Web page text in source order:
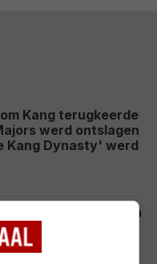
Kang terugkeerde
werd ontslagen
Kang Dynasty' werd
Disney praat floppen
Disney-films